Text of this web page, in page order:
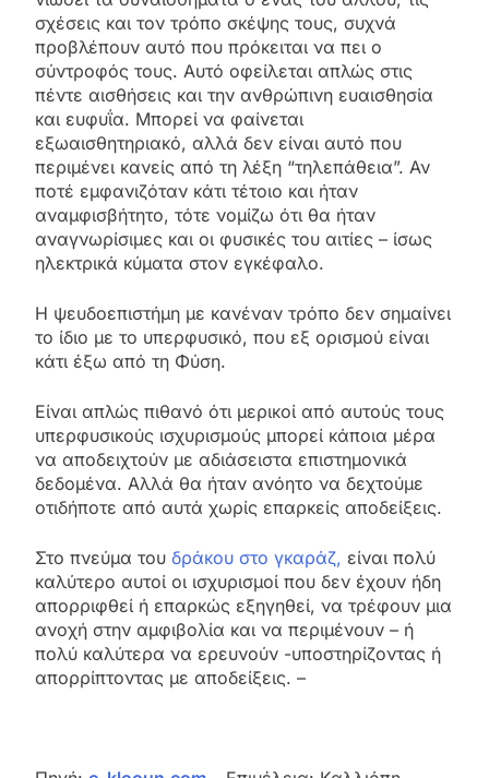
σχέσεις και τον τρόπο σκέψης τους, συχνά
προβλέπουν αυτό που πρόκειται να πει ο
σύντροφός τους. Αυτό οφείλεται απλώς στις
πέντε αισθήσεις και την ανθρώπινη ευαισθησία
και ευφυΐα. Μπορεί να φαίνεται
εξωαισθητηριακό, αλλά δεν είναι αυτό που
περιμένει κανείς από τη λέξη “τηλεπάθεια”. Αν
ποτέ εμφανιζόταν κάτι τέτοιο και ήταν
αναμφισβήτητο, τότε νομίζω ότι θα ήταν
αναγνωρίσιμες και οι φυσικές του αιτίες – ίσως
ηλεκτρικά κύματα στον εγκέφαλο.
Η ψευδοεπιστήμη με κανέναν τρόπο δεν σημαίνει
το ίδιο με το υπερφυσικό, που εξ ορισμού είναι
κάτι έξω από τη Φύση.
Είναι απλώς πιθανό ότι μερικοί από αυτούς τους
υπερφυσικούς ισχυρισμούς μπορεί κάποια μέρα
να αποδειχτούν με αδιάσειστα επιστημονικά
δεδομένα. Αλλά θα ήταν ανόητο να δεχτούμε
οτιδήποτε από αυτά χωρίς επαρκείς αποδείξεις.
Στο πνεύμα του δράκου στο γκαράζ, είναι πολύ
καλύτερο αυτοί οι ισχυρισμοί που δεν έχουν ήδη
απορριφθεί ή επαρκώς εξηγηθεί, να τρέφουν μια
ανοχή στην αμφιβολία και να περιμένουν – ή
πολύ καλύτερα να ερευνούν -υποστηρίζοντας ή
απορρίπτοντας με αποδείξεις. –